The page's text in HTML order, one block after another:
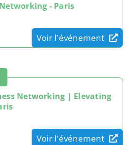
- Paris
Voir l'événement
Networking | Elevating
Voir l'événement